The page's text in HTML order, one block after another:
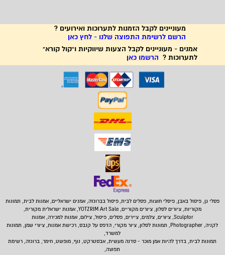
פסלי גן, פיסול באבן, פיסלי חוצות, פסלים לבית,פיסול בברונזה, אמנים ישראליים, אמנות לבית, תמונות
מקוריות, ציורים לסלון, ציורים מקוריים, YOTZRIM Art Sale, אמנות ישראלית מקורית,
Sculptor, ציורים, צלמים, ציירים, פסלים, פיסול, צילום, אמנות למכירה, אמנות
לקניה, Photographer, תמונות לסלון, ציור מקורי, הדפס על קנבס, רכישת אמנות, ציורי שמן, תמונות
למשרד,
תמונות לבית, בדרך להיות אמן מוכר - סדנה מעשית, אבסטרקט, נוף, מופשט, חימר, ברונזה, רשימת
תפוצה,
מעוניינים לקבל הזמנות לתערוכות ואירועים ?
הרשם לרשימת התפוצה שלנו - לחץ כאן
אמנים - מעוניינים לקבל הצעות שיווקיות ו"קול קורא"
לתערוכות ? הרשמו כאן